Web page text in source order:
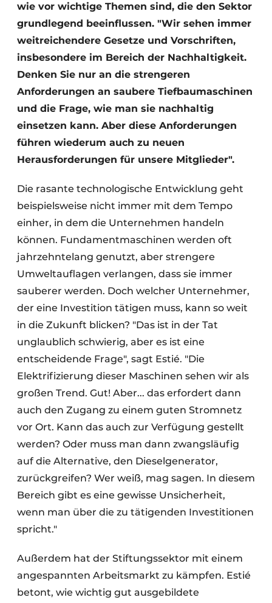
wie vor wichtige Themen sind, die den Sektor
grundlegend beeinflussen. "Wir sehen immer
weitreichendere Gesetze und Vorschriften,
insbesondere im Bereich der Nachhaltigkeit.
Denken Sie nur an die strengeren
Anforderungen an saubere Tiefbaumaschinen
und die Frage, wie man sie nachhaltig
einsetzen kann. Aber diese Anforderungen
führen wiederum auch zu neuen
Herausforderungen für unsere Mitglieder".
Die rasante technologische Entwicklung geht
beispielsweise nicht immer mit dem Tempo
einher, in dem die Unternehmen handeln
können. Fundamentmaschinen werden oft
jahrzehntelang genutzt, aber strengere
Umweltauflagen verlangen, dass sie immer
sauberer werden. Doch welcher Unternehmer,
der eine Investition tätigen muss, kann so weit
in die Zukunft blicken? "Das ist in der Tat
unglaublich schwierig, aber es ist eine
entscheidende Frage", sagt Estié. "Die
Elektrifizierung dieser Maschinen sehen wir als
großen Trend. Gut! Aber... das erfordert dann
auch den Zugang zu einem guten Stromnetz
vor Ort. Kann das auch zur Verfügung gestellt
werden? Oder muss man dann zwangsläufig
auf die Alternative, den Dieselgenerator,
zurückgreifen? Wer weiß, mag sagen. In diesem
Bereich gibt es eine gewisse Unsicherheit,
wenn man über die zu tätigenden Investitionen
spricht."
Außerdem hat der Stiftungssektor mit einem
angespannten Arbeitsmarkt zu kämpfen. Estié
betont, wie wichtig gut ausgebildete